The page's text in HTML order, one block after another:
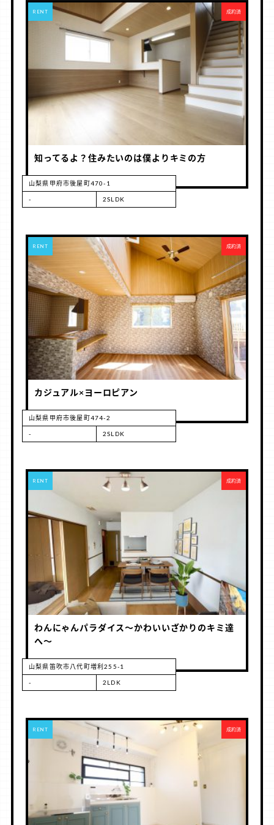
RENT 成約済
知ってるよ？住みたいのは僕よりキミの方
山梨県甲府市後屋町470-1
- 2SLDK
RENT 成約済
カジュアル×ヨーロピアン
山梨県甲府市後屋町474-2
- 2SLDK
RENT 成約済
わんにゃんパラダイス～かわいいざかりのキミ達
へ～
山梨県笛吹市八代町増利255-1
- 2LDK
RENT 成約済